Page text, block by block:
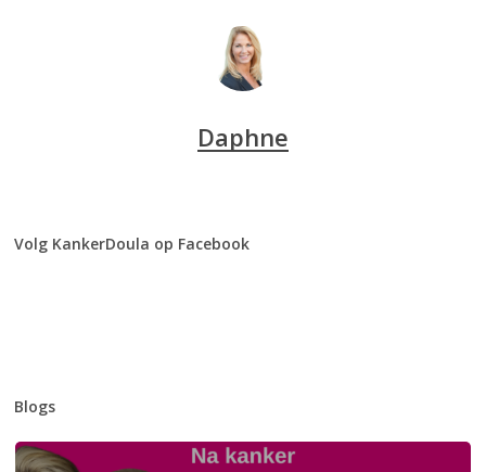
Daphne
Volg KankerDoula op Facebook
Blogs